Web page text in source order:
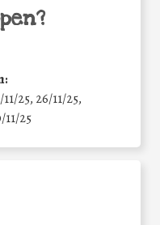
11/25, 26/11/25,
11/25